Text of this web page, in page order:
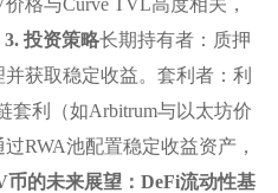
格与Curve TVL高度相关，
3. 投资策略长期持有者：质押
获取稳定收益。套利者：利
套利（如Arbitrum与以太坊价
RWA池配置稳定收益资产，
币的未来展望：DeFi流动性基